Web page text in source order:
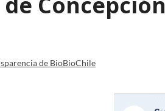
de BioBioChile